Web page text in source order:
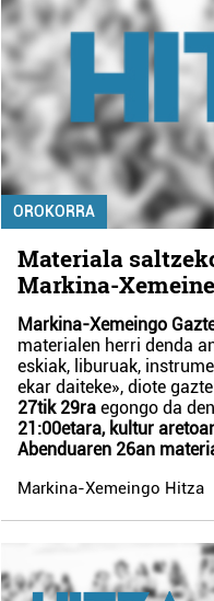
OROKORRA
Materiala
Markina-
Markina-Xemeingo
materialen herri denda
eskiak, liburuak,
ekar daiteke», diote
27tik 29ra egongo da
21:00etara, kultur
Abenduaren 26an
Markina-Xemeingo Hitza